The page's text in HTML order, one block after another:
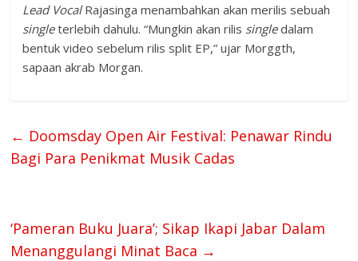
Lead VocalRajasinga menambahkan akan merilis sebuah
singleterlebih dahulu. “Mungkin akan rilis singledalam
bentuk video sebelum rilis split EP,” ujar Morggth,
sapaan akrab Morgan.
← Doomsday Open Air Festival: Penawar Rindu
Bagi Para Penikmat Musik Cadas
‘Pameran Buku Juara’; Sikap Ikapi Jabar Dalam
Menanggulangi Minat Baca →